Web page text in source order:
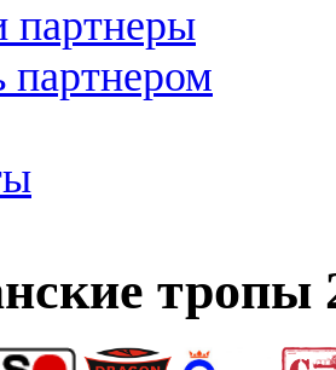
партнером
тропы